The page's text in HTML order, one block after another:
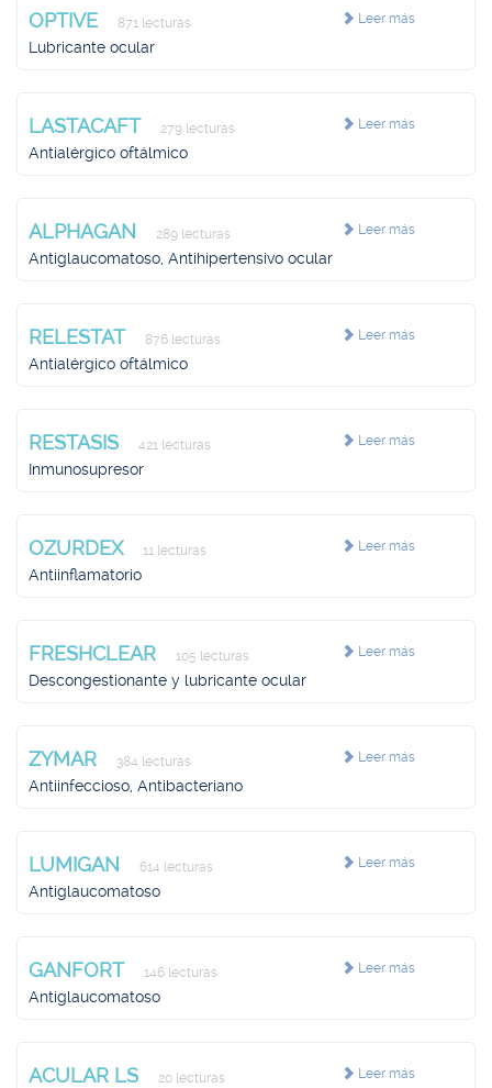
Leer más
OPTIVE 871 lecturas
Lubricante ocular
Leer más
LASTACAFT 279 lecturas
Antialérgico oftálmico
Leer más
ALPHAGAN 289 lecturas
Antiglaucomatoso, Antihipertensivo ocular
Leer más
RELESTAT 876 lecturas
Antialérgico oftálmico
Leer más
RESTASIS 421 lecturas
Inmunosupresor
Leer más
OZURDEX 11 lecturas
Antiinflamatorio
Leer más
FRESHCLEAR 105 lecturas
Descongestionante y lubricante ocular
Leer más
ZYMAR 384 lecturas
Antiinfeccioso, Antibacteriano
Leer más
LUMIGAN 614 lecturas
Antiglaucomatoso
Leer más
GANFORT 146 lecturas
Antiglaucomatoso
Leer más
ACULAR LS 20 lecturas